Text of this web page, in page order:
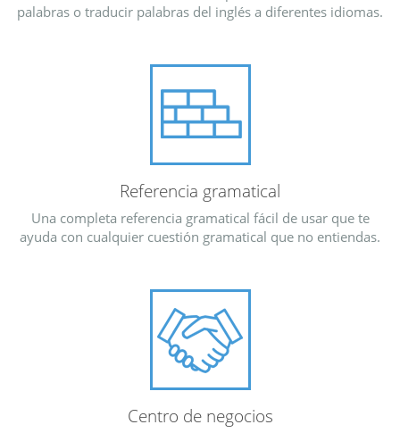
palabras o traducir palabras del inglés a diferentes idiomas.
Referencia gramatical
Una completa referencia gramatical fácil de usar que te
ayuda con cualquier cuestión gramatical que no entiendas.
Centro de negocios